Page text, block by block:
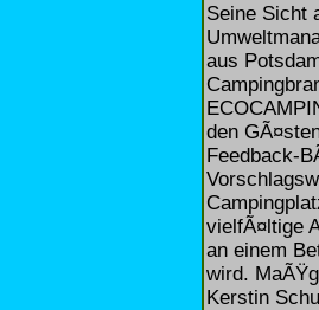
Seine Sicht
aus
den
Feedback-
vielfÃ¤ltige
an einem
wird.
Kerstin